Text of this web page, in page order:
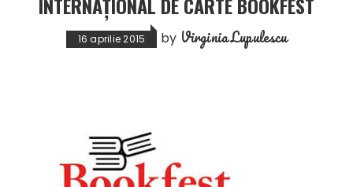
16 aprilie 2015 by Virginia Lupulescu